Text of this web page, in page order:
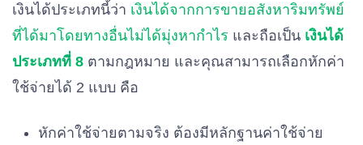
เงินได้ประเภทนี้ว่า เงินได้จากการขายอสังหาริมทรัพย์
ที่ได้มาโดยทางอื่นไม่ได้มุ่งหากำไร และถือเป็น เงินได้
ประเภทที่ 8 ตามกฎหมาย และคุณสามารถเลือกหักค่า
ใช้จ่ายได้ 2 แบบ คือ
หักค่าใช้จ่ายตามจริง ต้องมีหลักฐานค่าใช้จ่าย